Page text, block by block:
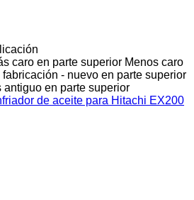
caro en parte superior Menos caro
fabricación - nuevo en parte superior
en parte superior